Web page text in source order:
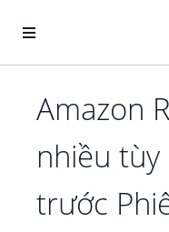
Amazon
nhiều
trước